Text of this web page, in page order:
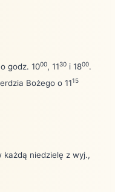
godz. 1000, 1130 i 1800.
Bożego o 1115
każdą niedzielę z wyj.,